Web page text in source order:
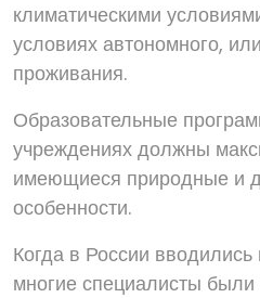
климатическими
условиях автономного,
проживания.
Образовательные
учреждениях должны
имеющиеся природные и
особенности.
Когда в России
многие специалисты